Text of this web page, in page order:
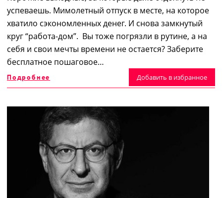
успеваешь. Мимолетный отпуск в месте, на которое
хватило сэкономленных денег. И снова замкнутый
круг “работа-дом”. Вы тоже погрязли в рутине, а на
себя и свои мечты времени не остается? Заберите
бесплатное пошаговое…
Подробнее Добавить в избранное